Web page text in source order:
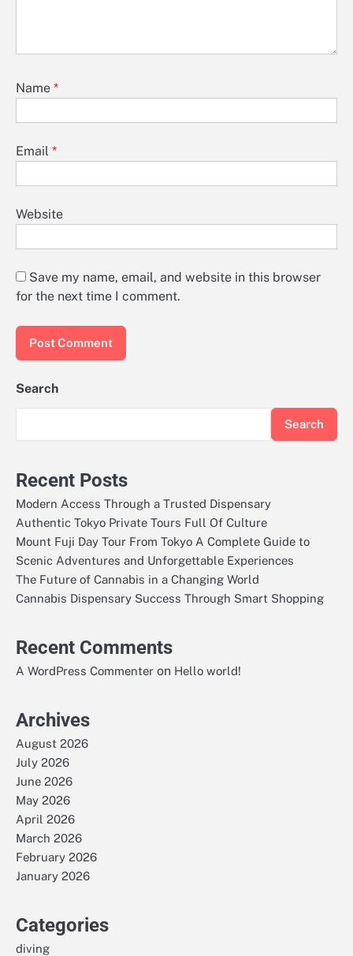
Name *
Email *
Website
Save my name, email, and website in this browser
for the next time I comment.
Search
Search
Recent Posts
Modern Access Through a Trusted Dispensary
Authentic Tokyo Private Tours Full Of Culture
Mount Fuji Day Tour From Tokyo A Complete Guide to
Scenic Adventures and Unforgettable Experiences
The Future of Cannabis in a Changing World
Cannabis Dispensary Success Through Smart Shopping
Recent Comments
A WordPress Commenter on Hello world!
Archives
August 2026
July 2026
June 2026
May 2026
April 2026
March 2026
February 2026
January 2026
Categories
diving